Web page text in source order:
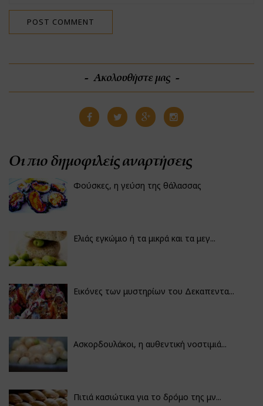
Ακολουθήστε μας
Οι πιο δημοφιλείς αναρτήσεις
Φούσκες, η γεύση της θάλασσας
Ελιάς εγκώμιο ή τα μικρά και τα μεγ...
Εικόνες των μυστηρίων του Δεκαπεντα...
Ασκορδουλάκοι, η αυθεντική νοστιμιά...
Πιτιά κασιώτικα για το δρόμο της μν...